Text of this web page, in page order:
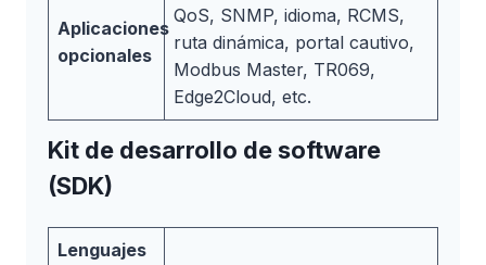
Aplicaciones
opcionales
QoS, SNMP, idioma, RCMS,
ruta dinámica, portal cautivo,
Modbus Master, TR069,
Edge2Cloud, etc.
Kit de desarrollo de software
(SDK)
Lenguajes